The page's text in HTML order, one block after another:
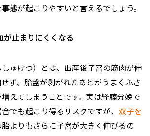
態が起こりやすいと言えるでしょう。
止まりにくくなる
ゅけつ）とは、出産後子宮の筋肉が伸
ず、胎盤が剥がれたあとがうまくふさ
えてしまうことです。実は経腟分娩で
でも起こり得るリスクですが、 双子を
胎よりもさらに子宮が大きく伸びるの